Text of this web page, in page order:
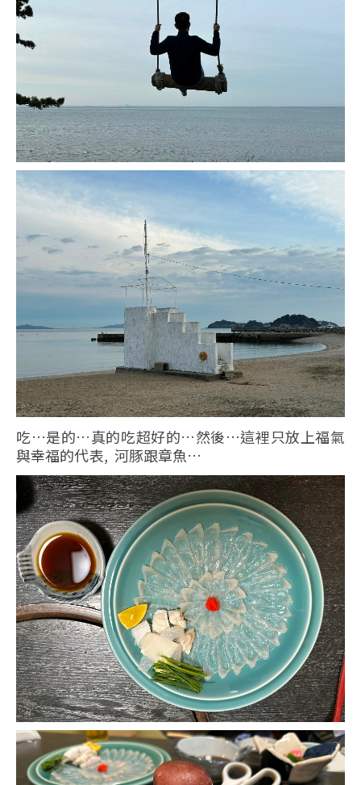
吃…是的…真的吃超好的…然後…這裡只放上福氣
與幸福的代表, 河豚跟章魚…